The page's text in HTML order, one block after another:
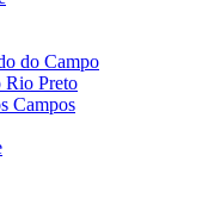
do Campo
Rio Preto
Campos